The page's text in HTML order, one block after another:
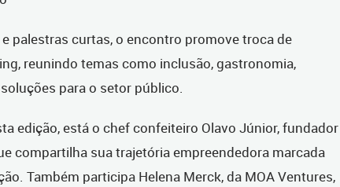
palestras curtas, o encontro promove troca de
reunindo temas como inclusão, gastronomia,
para o setor público.
edição, está o chef confeiteiro Olavo Júnior, fundador
compartilha sua trajetória empreendedora marcada
Também participa Helena Merck, da MOA Ventures,